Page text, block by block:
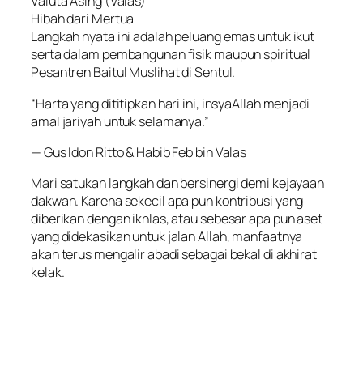
Hibah dari Mertua
Langkah nyata ini adalah peluang emas untuk ikut
serta dalam pembangunan fisik maupun spiritual
Pesantren Baitul Muslihat di Sentul.
“Harta yang dititipkan hari ini, insyaAllah menjadi
amal jariyah untuk selamanya.”
— Gus Idon Ritto & Habib Feb bin Valas
Mari satukan langkah dan bersinergi demi kejayaan
dakwah. Karena sekecil apa pun kontribusi yang
diberikan dengan ikhlas, atau sebesar apa pun aset
yang didekasikan untuk jalan Allah, manfaatnya
akan terus mengalir abadi sebagai bekal di akhirat
kelak.